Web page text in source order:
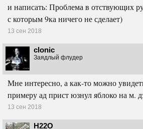
и написать: Проблема в отствующих
с которым 9ка ничего не сделает)
13 сен 2018
clonic
Заядлый флудер
Мне интересно, а как-то можно
примеру ад прист юзнул яблоко на м.
13 сен 2018
H22O